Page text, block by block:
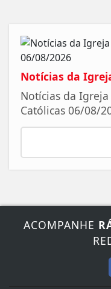
Notícias da
Notícias da
Católicas 06/08/
ACOMPANHE